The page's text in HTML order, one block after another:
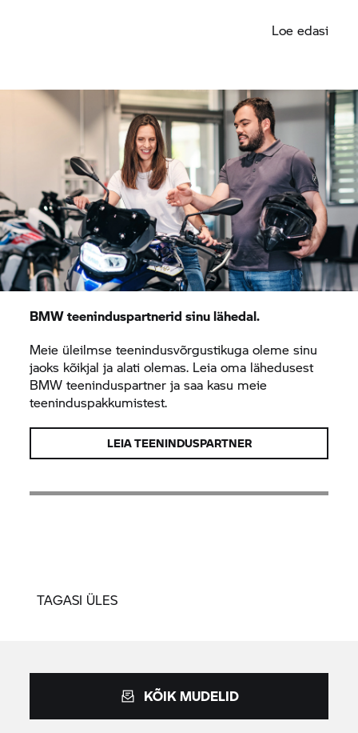
Loe edasi
BMW teeninduspartnerid sinu lähedal.
Meie üleilmse teenindusvõrgustikuga oleme sinu
jaoks kõikjal ja alati olemas. Leia oma lähedusest
BMW teeninduspartner ja saa kasu meie
teeninduspakkumistest.
LEIA TEENINDUSPARTNER
TAGASI ÜLES
KÕIK MUDELID